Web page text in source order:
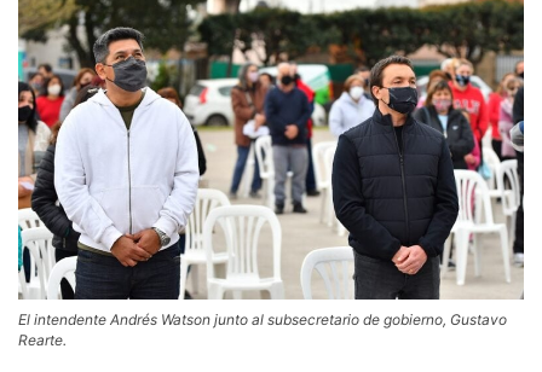
El intendente Andrés Watson junto al subsecretario de gobierno, Gustavo
Rearte.